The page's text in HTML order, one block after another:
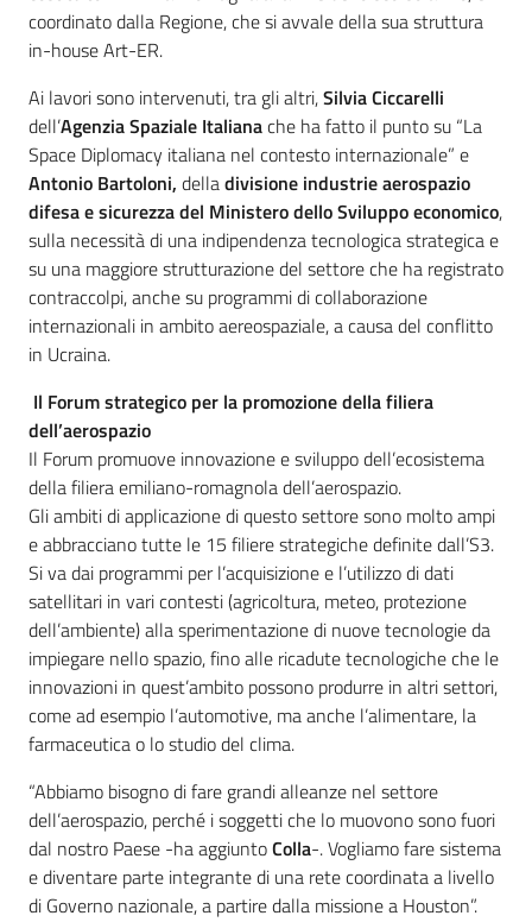
coordinato dalla Regione, che si avvale della sua struttura
in-house Art-ER.
Ai lavori sono intervenuti, tra gli altri,Silvia Ciccarelli
dell’Agenzia Spaziale Italianache ha fatto il punto su “La
Space Diplomacy italiana nel contesto internazionale” e
Antonio Bartoloni, delladivisione industrie aerospazio
difesa e sicurezza del Ministero dello Sviluppo economico,
sulla necessità di una indipendenza tecnologica strategica e
su una maggiore strutturazione del settore che ha registrato
contraccolpi, anche su programmi di collaborazione
internazionali in ambito aereospaziale, a causa del conflitto
in Ucraina.
Il Forum strategico per la promozione della filiera
dell’aerospazio
Il Forum promuove innovazione e sviluppo dell’ecosistema
della filiera emiliano-romagnola dell’aerospazio.
Gli ambiti di applicazione di questo settore sono molto ampi
e abbracciano tutte le 15 filiere strategiche definite dall’S3.
Si va dai programmi per l’acquisizione e l’utilizzo di dati
satellitari in vari contesti (agricoltura, meteo, protezione
dell’ambiente) alla sperimentazione di nuove tecnologie da
impiegare nello spazio, fino alle ricadute tecnologiche che le
innovazioni in quest’ambito possono produrre in altri settori,
come ad esempio l’automotive, ma anche l’alimentare, la
farmaceutica o lo studio del clima.
“Abbiamo bisogno di fare grandi alleanze nel settore
dell’aerospazio, perché i soggetti che lo muovono sono fuori
dal nostro Paese -ha aggiuntoColla-. Vogliamo fare sistema
e diventare parte integrante di una rete coordinata a livello
di Governo nazionale, a partire dalla missione a Houston”.